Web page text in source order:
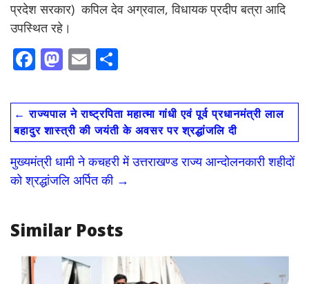
प्रदेश सरकार) कपिल देव अग्रवाल, विधायक प्रदीप बत्रा आदि
उपस्थित रहे।
F
e
b
o
o
k
M
to
d
o
n
E
ai
l
ar
e
← राज्यपाल ने राष्ट्रपिता महात्मा गांधी एवं पूर्व प्रधानमंत्री लाल
बहादुर शास्त्री की जयंती के अवसर पर श्रद्धांजलि दी
मुख्यमंत्री धामी ने कचहरी में उत्तराखण्ड राज्य आन्दोलनकारी शहीदों
को श्रद्धांजलि अर्पित की →
Similar Posts